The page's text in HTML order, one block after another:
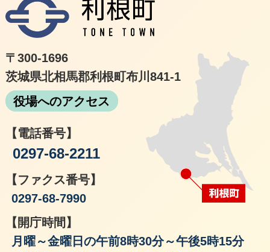
〒300-1696
茨城県北相馬郡利根町布川841-1
役場へのアクセス
【電話番号】
0297-68-2211
【ファクス番号】
0297-68-7990
【開庁時間】
月曜～金曜日の午前8時30分～午後5時15分